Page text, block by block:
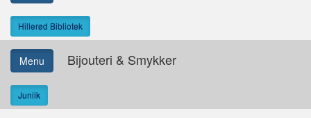
Hillerød Bibliotek
Menu Bijouteri & Smykker
Juniik